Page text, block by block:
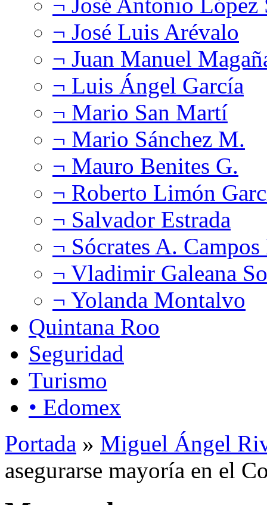
¬ José Luis Arévalo
¬ Juan Manuel
¬ Luis Ángel García
¬ Mario San Martí
¬ Mario Sánchez M.
¬ Mauro Benites G.
¬ Roberto Limón
¬ Salvador Estrada
¬ Sócrates A.
¬ Vladimir Galeana
¬ Yolanda Montalvo
Quintana Roo
Seguridad
Turismo
• Edomex
Portada » Miguel Ángel
asegurarse mayoría en el